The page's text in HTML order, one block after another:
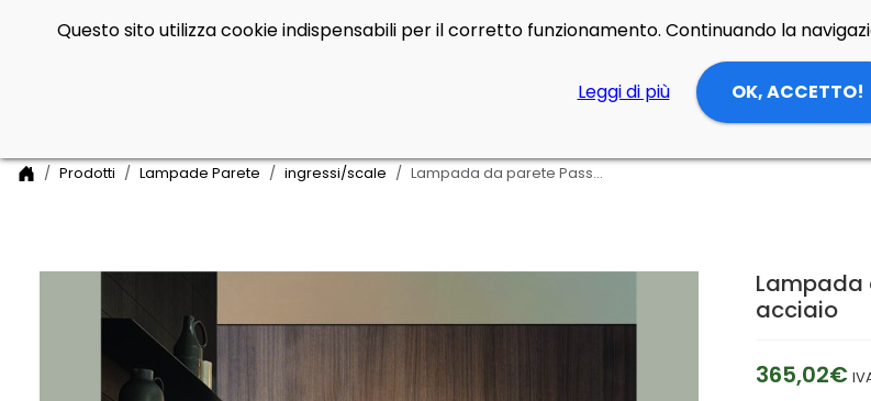
HomeProdotti Lampade Parete ingressi/scale Lampada da parete Passepartout di Cini & Nils in alluminio e acciaio
Lampada
acciaio
365,02€
Questo sito utilizza cookie indispensabili per il corretto funzionamento. Continuando la
Leggi di più OK, ACCETTO!